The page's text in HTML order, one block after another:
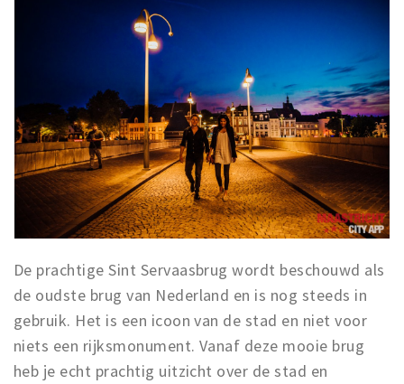
De prachtige Sint Servaasbrug wordt beschouwd als
de oudste brug van Nederland en is nog steeds in
gebruik. Het is een icoon van de stad en niet voor
niets een rijksmonument. Vanaf deze mooie brug
heb je echt prachtig uitzicht over de stad en